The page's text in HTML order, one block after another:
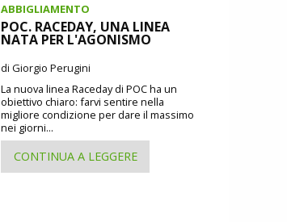
ABBIGLIAMENTO
POC. RACEDAY, UNA LINEA
NATA PER L'AGONISMO
di Giorgio Perugini
La nuova linea Raceday di POC ha un
obiettivo chiaro: farvi sentire nella
migliore condizione per dare il massimo
nei giorni...
CONTINUA A LEGGERE